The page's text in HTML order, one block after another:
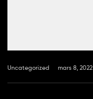
Uncategorized mars 8, 2022